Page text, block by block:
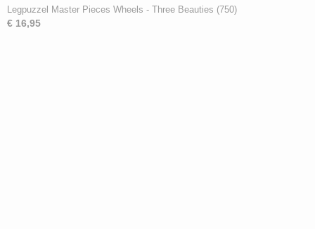
Legpuzzel Master Pieces Wheels - Three Beauties (750)
€ 16,95